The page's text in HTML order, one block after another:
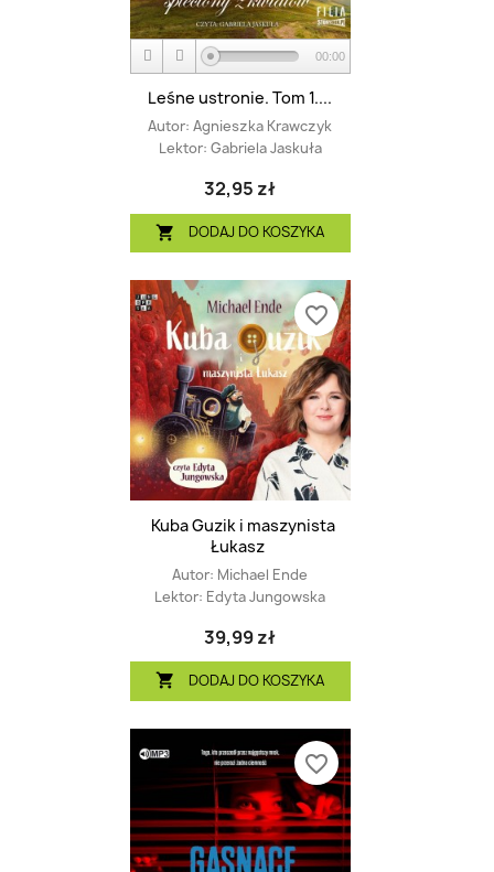
00:00
Leśne ustronie. Tom 1....
Autor: Agnieszka Krawczyk
Lektor: Gabriela Jaskuła
32,95 zł
 DODAJ DO KOSZYKA
Kuba Guzik i maszynista
Łukasz
Autor: Michael Ende
Lektor: Edyta Jungowska
39,99 zł
 DODAJ DO KOSZYKA
favorite_border
favorite_border